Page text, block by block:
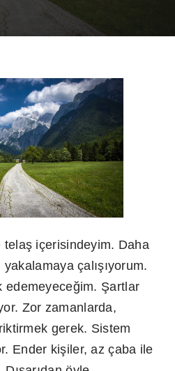
içerisindeyim. Daha
çalışıyorum.
edemeyeceğim. Şartlar
Zor zamanlarda,
gerek. Sistem
Ender kişiler, az çaba ile